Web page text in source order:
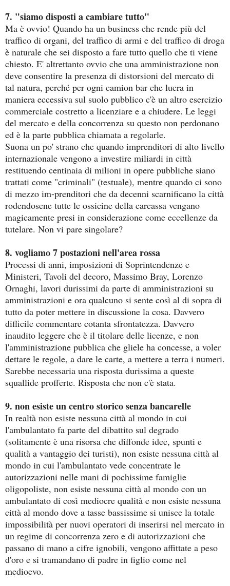
7. "siamo disposti a cambiare tutto"
Ma è ovvio! Quando ha un business che rende più del
traffico di organi, del traffico di armi e del traffico di droga
è naturale che sei disposto a fare tutto quello che ti viene
chiesto. E' altrettanto ovvio che una amministrazione non
deve consentire la presenza di distorsioni del mercato di
tal natura, perché per ogni camion bar che lucra in
maniera eccessiva sul suolo pubblico c'è un altro esercizio
commerciale costretto a licenziare e a chiudere. Le leggi
del mercato e della concorrenza su questo non perdonano
ed è la parte pubblica chiamata a regolarle.
Suona un po' strano che quando imprenditori di alto livello
internazionale vengono a investire miliardi in città
restituendo centinaia di milioni in opere pubbliche siano
trattati come "criminali" (testuale), mentre quando ci sono
di mezzo im-prenditori che da decenni scarnificano la città
rodendosene tutte le ossicine della carcassa vengano
magicamente presi in considerazione come eccellenze da
tutelare. Non vi pare singolare?
8. vogliamo 7 postazioni nell'area rossa
Processi di anni, imposizioni di Soprintendenze e
Ministeri, Tavoli del decoro, Massimo Bray, Lorenzo
Ornaghi, lavori durissimi da parte di amministrazioni su
amministrazioni e ora qualcuno si sente così al di sopra di
tutto da poter mettere in discussione la cosa. Davvero
difficile commentare cotanta sfrontatezza. Davvero
inaudito leggere che è il titolare delle licenze, e non
l'amministrazione pubblica che gliele ha concesse, a voler
dettare le regole, a dare le carte, a mettere a terra i numeri.
Sarebbe necessaria una risposta durissima a queste
squallide profferte. Risposta che non c'è stata.
9. non esiste un centro storico senza bancarelle
In realtà non esiste nessuna città al mondo in cui
l'ambulantato fa parte del dibattito sul degrado
(solitamente è una risorsa che diffonde idee, spunti e
qualità a vantaggio dei turisti), non esiste nessuna città al
mondo in cui l'ambulantato vede concentrate le
autorizzazioni nelle mani di pochissime famiglie
oligopoliste, non esiste nessuna città al mondo con un
ambulantato di così mediocre qualità e non esiste nessuna
città al mondo dove a tasse bassissime si unisce la totale
impossibilità per nuovi operatori di inserirsi nel mercato in
un regime di concorrenza zero e di autorizzazioni che
passano di mano a cifre ignobili, vengono affittate a peso
d'oro e si tramandano di padre in figlio come nel
medioevo.